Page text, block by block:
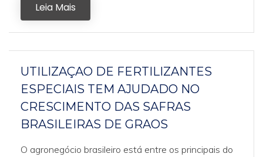
Leia Mais
UTILIZAÇAO DE FERTILIZANTES
ESPECIAIS TEM AJUDADO NO
CRESCIMENTO DAS SAFRAS
BRASILEIRAS DE GRAOS
O agronegócio brasileiro está entre os principais do